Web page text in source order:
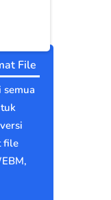
File
file